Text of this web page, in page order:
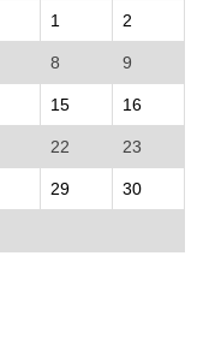
1 2
8 9
15 16
22 23
29 30